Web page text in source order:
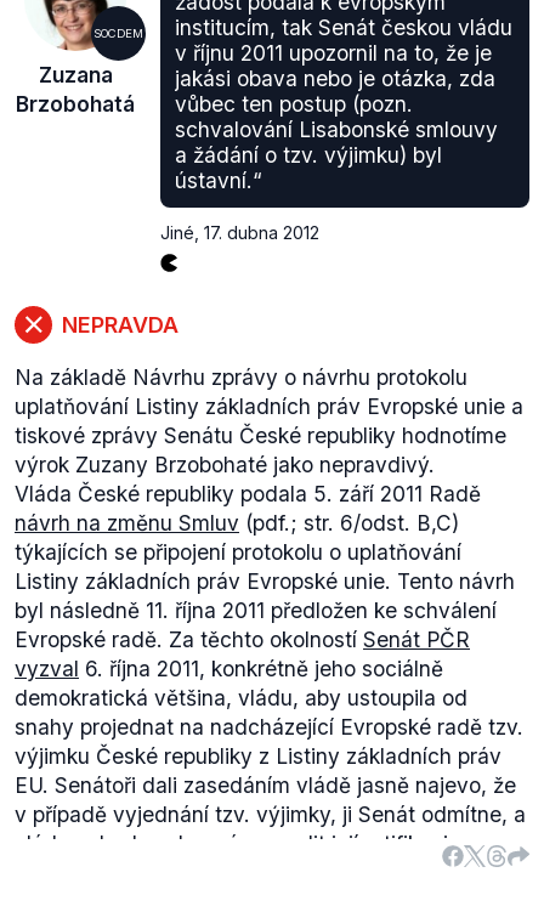
listopadu 2009 konstatoval, že Lisabonská smlouva
jako celek není v rozporu s ústavním pořádkem ČR.
Ještě ten den ji pak podepsal jak prezident, tak
předseda vlády.
SOCDEM
Zuzana
Brzobohatá
institucím, tak Senát českou vládu
v říjnu 2011 upozornil na to, že je
jakási obava nebo je otázka, zda
vůbec ten postup (pozn.
schvalování Lisabonské smlouvy
a žádání o tzv. výjimku) byl
ústavní.“
Jiné 17. dubna 2012
NEPRAVDA
Na základě Návrhu zprávy o návrhu protokolu
uplatňování Listiny základních práv Evropské unie a
tiskové zprávy Senátu České republiky hodnotíme
výrok Zuzany Brzobohaté jako nepravdivý.
Vláda České republiky podala 5. září 2011 Radě
návrh na změnu Smluv (pdf.; str. 6/odst. B,C)
týkajících se připojení protokolu o uplatňování
Listiny základních práv Evropské unie. Tento návrh
byl následně 11. října 2011 předložen ke schválení
Evropské radě. Za těchto okolností Senát PČR
vyzval 6. října 2011, konkrétně jeho sociálně
demokratická většina, vládu, aby ustoupila od
snahy projednat na nadcházející Evropské radě tzv.
výjimku České republiky z Listiny základních práv
EU. Senátoři dali zasedáním vládě jasně najevo, že
v případě vyjednání tzv. výjimky, ji Senát odmítne, a
vláda nebude schopná prosadit její ratifikaci v
domácím prostředí a stane se tak terčem posměchu